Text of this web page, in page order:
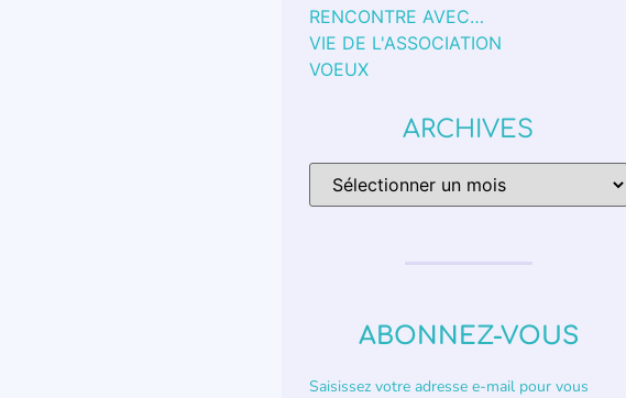
RENCONTRE AVEC…
VIE DE L'ASSOCIATION
VOEUX
ARCHIVES
ABONNEZ-VOUS
Saisissez votre adresse e-mail pour vous